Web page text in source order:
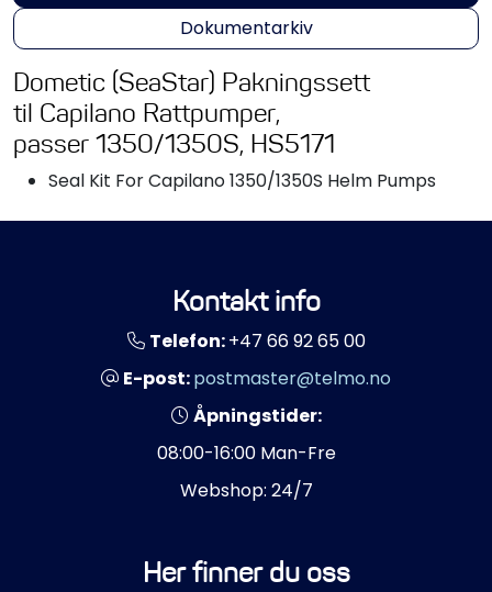
Dokumentarkiv
Dometic (SeaStar) Pakningssett
til Capilano Rattpumper,
passer 1350/1350S, HS5171
Seal Kit For Capilano 1350/1350S Helm Pumps
Kontakt info
Telefon:+47 66 92 65 00
E-post:postmaster@telmo.no
Åpningstider:
08:00-16:00 Man-Fre
Webshop: 24/7
Her finner du oss